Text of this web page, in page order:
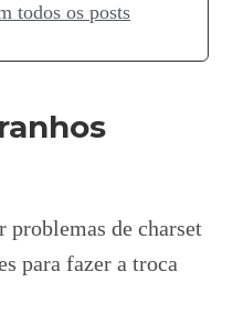
todos os posts
problemas de charset
para fazer a troca